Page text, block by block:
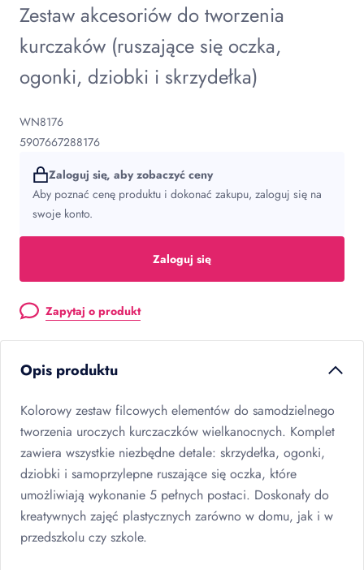
Zestaw akcesoriów do tworzenia
kurczaków (ruszające się oczka,
ogonki, dziobki i skrzydełka)
WN8176
5907667288176
Zaloguj się, aby zobaczyć ceny
Aby poznać cenę produktu i dokonać zakupu, zaloguj się na
swoje konto.
Zaloguj się
Zapytaj o produkt
Opis produktu
Kolorowy zestaw filcowych elementów do samodzielnego
tworzenia uroczych kurczaczków wielkanocnych. Komplet
zawiera wszystkie niezbędne detale: skrzydełka, ogonki,
dziobki i samoprzylepne ruszające się oczka, które
umożliwiają wykonanie 5 pełnych postaci. Doskonały do
kreatywnych zajęć plastycznych zarówno w domu, jak i w
przedszkolu czy szkole.